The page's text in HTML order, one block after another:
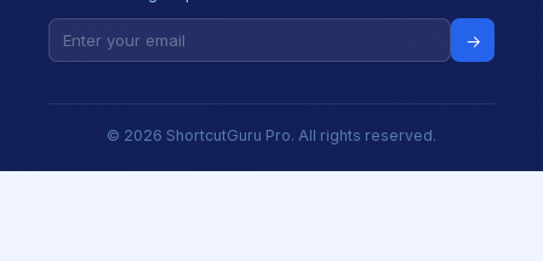
→
© 2026 ShortcutGuru Pro. All rights reserved.